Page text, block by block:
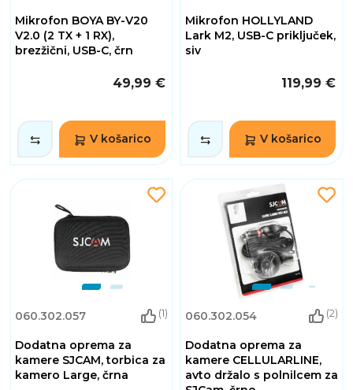
Mikrofon BOYA BY-V20
V2.0 (2 TX + 1 RX),
brezžični, USB-C, črn
49,99 €
V košarico
Mikrofon HOLLYLAND
Lark M2, USB-C priključek,
siv
119,99 €
V košarico
060.302.057 (1)
Dodatna oprema za
kamere SJCAM, torbica za
kamero Large, črna
060.302.054 (2)
Dodatna oprema za
kamere CELLULARLINE,
avto držalo s polnilcem za